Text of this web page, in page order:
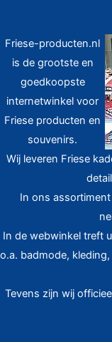
Friese-producten.nl
is de grootste en
goedkoopste
internetwinkel voor
Friese producten en
souvenirs.
Wij leveren Friese
In ons
In de webwinkel treft
o.a. badmode,
Tevens zijn wij